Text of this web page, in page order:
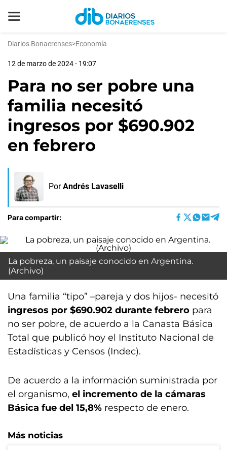
Diarios Bonaerenses>Economía
12 de marzo de 2024 - 19:07
Para no ser pobre una
familia necesitó
ingresos por $690.902
en febrero
Por Andrés Lavaselli
Para compartir:
La pobreza, un paisaje conocido en Argentina.
(Archivo)
Una familia “tipo” –pareja y dos hijos- necesitó
ingresos por $690.902 durante febrero para
no ser pobre, de acuerdo a la Canasta Básica
Total que publicó hoy el Instituto Nacional de
Estadísticas y Censos (Indec).
De acuerdo a la información suministrada por
el organismo, el incremento de la cámaras
Básica fue del 15,8% respecto de enero.
Más noticias